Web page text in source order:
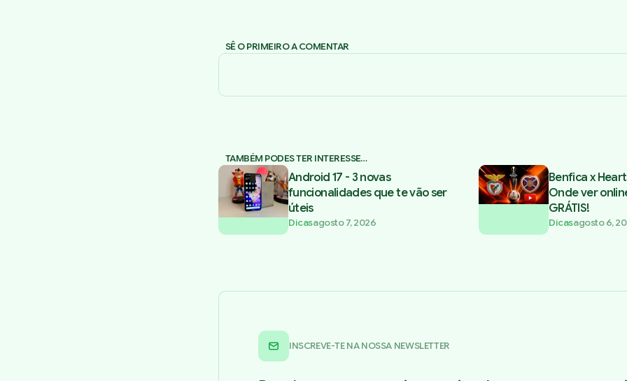
SÊ O PRIMEIRO A COMENTAR
TAMBÉM PODES TER INTERESSE…
Android 17 - 3 novas
funcionalidades que te vão ser
úteis
Dicasagosto 7, 2026
Benfica x
Onde ver
GRÁTIS!
Dicasagosto 6,
INSCREVE-TE NA NOSSA NEWSLETTER